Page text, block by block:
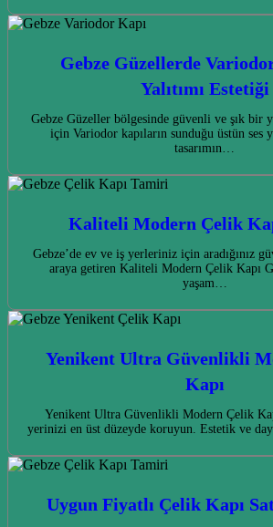
Gebze Güzellerde
Yalıtımı Estetiği
Gebze Güzeller bölgesinde güvenli ve şık bir
için Variodor kapıların sunduğu üstün ses
tasarımın…
Kaliteli Modern Çelik
Gebze’de ev ve iş yerleriniz için aradığınız
araya getiren Kaliteli Modern Çelik Kapı
yaşam…
Yenikent Ultra Güvenlikli
Kapı
Yenikent Ultra Güvenlikli Modern Çelik
yerinizi en üst düzeyde koruyun. Estetik ve
Uygun Fiyatlı Çelik Kapı